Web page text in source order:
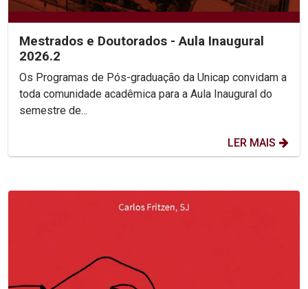
Mestrados e Doutorados - Aula Inaugural
2026.2
Os Programas de Pós-graduação da Unicap convidam a
toda comunidade acadêmica para a Aula Inaugural do
semestre de...
LER MAIS